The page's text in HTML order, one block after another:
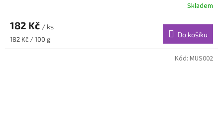
Skladem
182 Kč / ks
Měrná
cena:
182 Kč / 100 g
Do košíku
Kód: MUS002